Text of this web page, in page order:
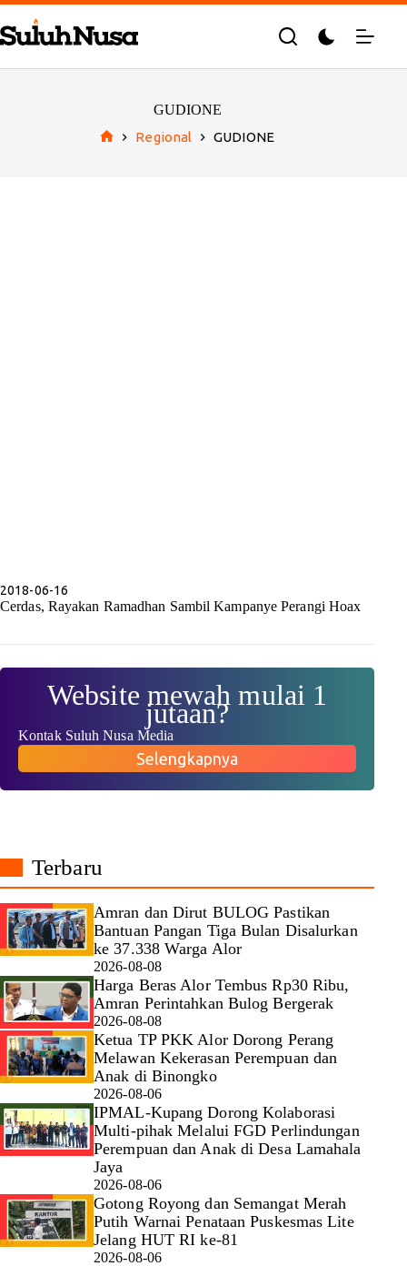
Skip
to
content
GUDIONE
Regional GUDIONE
2018-06-16
Cerdas, Rayakan Ramadhan Sambil Kampanye Perangi Hoax
Website mewah mulai 1
jutaan?
Kontak Suluh Nusa Media
Selengkapnya
Terbaru
Amran dan Dirut BULOG Pastikan
Bantuan Pangan Tiga Bulan Disalurkan
ke 37.338 Warga Alor
2026-08-08
Harga Beras Alor Tembus Rp30 Ribu,
Amran Perintahkan Bulog Bergerak
2026-08-08
Ketua TP PKK Alor Dorong Perang
Melawan Kekerasan Perempuan dan
Anak di Binongko
2026-08-06
IPMAL-Kupang Dorong Kolaborasi
Multi-pihak Melalui FGD Perlindungan
Perempuan dan Anak di Desa Lamahala
Jaya
2026-08-06
Gotong Royong dan Semangat Merah
Putih Warnai Penataan Puskesmas Lite
Jelang HUT RI ke-81
2026-08-06